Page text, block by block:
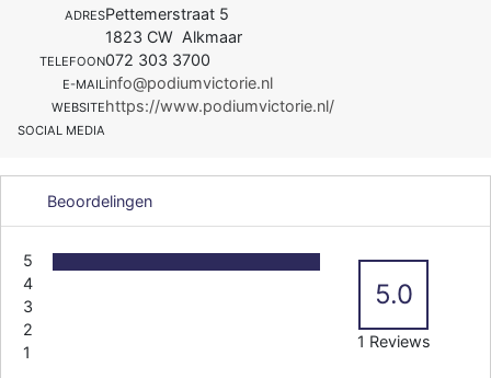
ADRESPettemerstraat 5
1823 CW Alkmaar
TELEFOON072 303 3700
E-MAILinfo@podiumvictorie.nl
WEBSITEhttps://www.podiumvictorie.nl/
SOCIAL MEDIA
Beoordelingen
5
4
3
2
1
5.0
1 Reviews